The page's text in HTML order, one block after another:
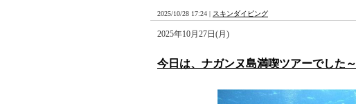
2025/10/28 17:24 | スキンダイビング
2025年10月27日(月)
今日は、ナガンヌ島満喫ツアーでした～